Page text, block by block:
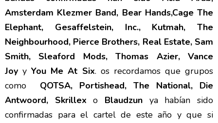
Amsterdam Klezmer Band, Bear Hands,Cage The
Elephant, Gesaffelstein, Inc., Kutmah, The
Neighbourhood, Pierce Brothers, Real Estate, Sam
Smith, Sleaford Mods, Thomas Azier, Vance
Joy yYou Me At Six. os recordamos que grupos
como QOTSA, Portishead, The National, Die
Antwoord, Skrillex o Blaudzun ya habían sido
confirmadas para el cartel de este año y que si